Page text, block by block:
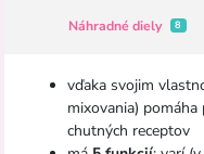
Náhradné diely 8
vďaka svojim
mixovania)
chutných receptov